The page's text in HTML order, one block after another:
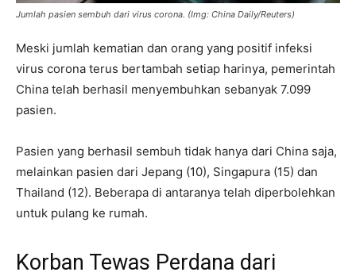
Jumlah pasien sembuh dari virus corona. (Img: China Daily/Reuters)
Meski jumlah kematian dan orang yang positif infeksi
virus corona terus bertambah setiap harinya, pemerintah
China telah berhasil menyembuhkan sebanyak 7.099
pasien.
Pasien yang berhasil sembuh tidak hanya dari China saja,
melainkan pasien dari Jepang (10), Singapura (15) dan
Thailand (12). Beberapa di antaranya telah diperbolehkan
untuk pulang ke rumah.
Korban Tewas Perdana dari